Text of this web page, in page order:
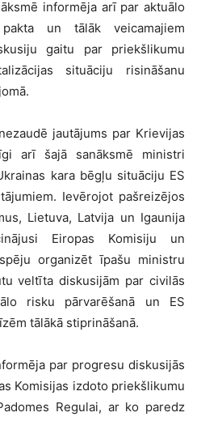
informēja arī par aktuālo
un tālāk veicamajiem
gaitu par priekšlikumu
situāciju risināšanu
jautājums par Krievijas
arī šajā sanāksmē ministri
kara bēgļu situāciju ES
Ievērojot pašreizējos
Lietuva, Latvija un Igaunija
Eiropas Komisiju un
organizēt īpašu ministru
veltīta diskusijām par civilās
risku pārvarēšanā un ES
tālākā stiprināšanā.
par progresu diskusijās
Komisijas izdoto priekšlikumu
Regulai, ar ko paredz